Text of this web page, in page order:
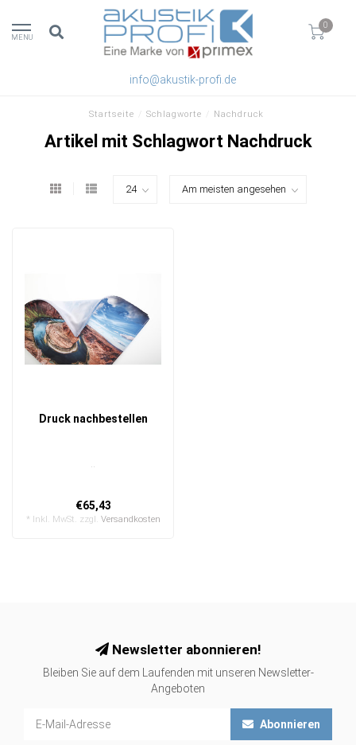
MENU
0
info@akustik-profi.de
Startseite Schlagworte Nachdruck
Artikel mit Schlagwort Nachdruck
Druck nachbestellen
..
€65,43
* Inkl. MwSt. zzgl. Versandkosten
Newsletter abonnieren!
Bleiben Sie auf dem Laufenden mit unseren Newsletter-
Angeboten
Abonnieren